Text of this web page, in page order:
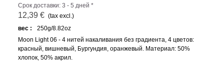
Срок доставки: 3 - 5 дней *
12,39 € (tax excl.)
вес :
250g/8.82oz
Moon Light 06 - 4 нитей накаливания без градиента, 4 цветов:
красный, вишневый, Бургундия, оранжевый. Материал: 50%
хлопок, 50% акрил.